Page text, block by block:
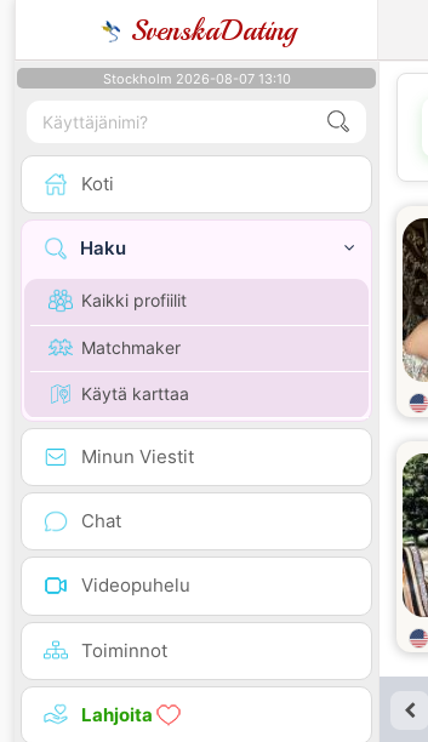
SvenskaDating
Stockholm 2026-08-07 13:10
Koti
Haku
Kaikki profiilit
Matchmaker
Käytä karttaa
Minun Viestit
Chat
Videopuhelu
Toiminnot
Lahjoita